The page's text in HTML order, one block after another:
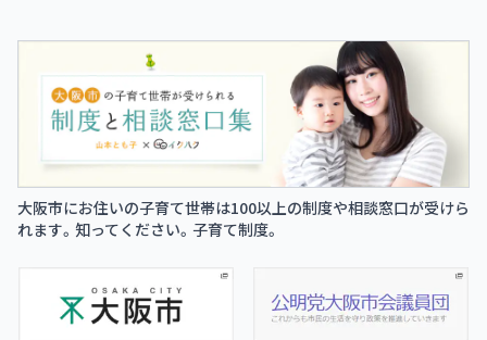
大阪市にお住いの子育て世帯は100以上の制度や相談窓口が受けら
れます。知ってください。子育て制度。